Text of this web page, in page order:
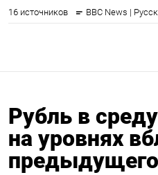
Рубль в
на уровнях